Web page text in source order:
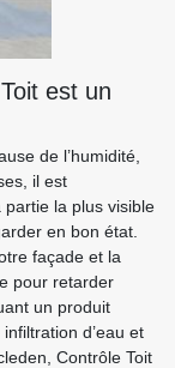
est un
de l’humidité,
il est
la plus visible
en bon état.
façade et la
pour retarder
un produit
d’eau et
Contrôle Toit